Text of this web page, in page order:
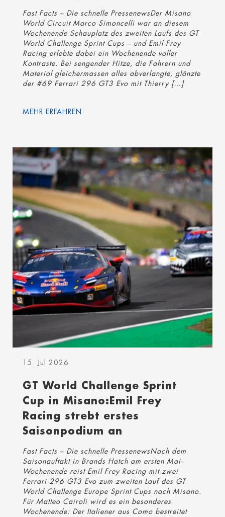
Fast Facts – Die schnelle PressenewsDer Misano
World Circuit Marco Simoncelli war an diesem
Wochenende Schauplatz des zweiten Laufs des GT
World Challenge Sprint Cups – und Emil Frey
Racing erlebte dabei ein Wochenende voller
Kontraste. Bei sengender Hitze, die Fahrern und
Material gleichermassen alles abverlangte, glänzte
der #69 Ferrari 296 GT3 Evo mit Thierry […]
MEHR ERFAHREN
15. Jul 2026
GT World Challenge Sprint
Cup in Misano:Emil Frey
Racing strebt erstes
Saisonpodium an
Fast Facts – Die schnelle PressenewsNach dem
Saisonauftakt in Brands Hatch am ersten Mai-
Wochenende reist Emil Frey Racing mit zwei
Ferrari 296 GT3 Evo zum zweiten Lauf des GT
World Challenge Europe Sprint Cups nach Misano.
Für Matteo Cairoli wird es ein besonderes
Wochenende: Der Italiener aus Como bestreitet